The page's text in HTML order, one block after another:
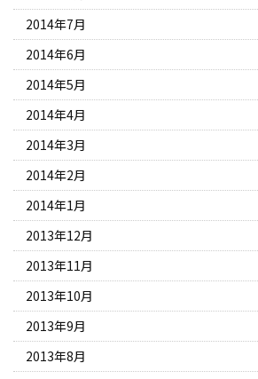
2014年7月
2014年6月
2014年5月
2014年4月
2014年3月
2014年2月
2014年1月
2013年12月
2013年11月
2013年10月
2013年9月
2013年8月